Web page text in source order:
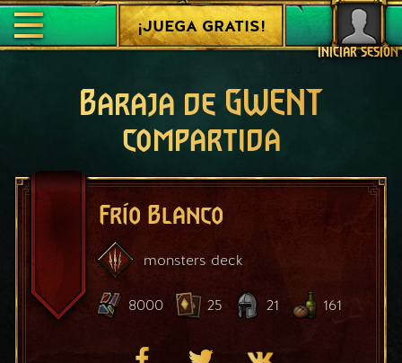
INICIAR SESIÓN
¡JUEGA GRATIS!
Baraja de GWENT
compartida
Frío Blanco
monsters deck
8000 25 21 161